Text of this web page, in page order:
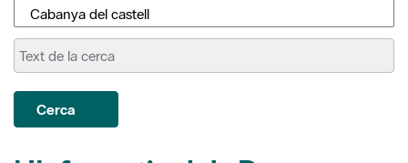
Cerca
L'Informatiu dels Parcs